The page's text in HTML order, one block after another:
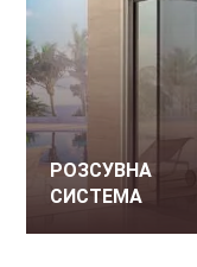
РОЗСУВНА
СИСТЕМА